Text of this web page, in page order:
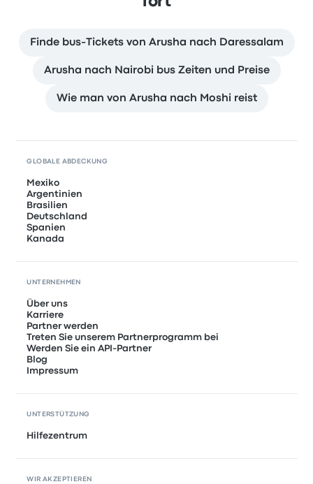
Finde bus-Tickets von Arusha nach Daressalam
Arusha nach Nairobi bus Zeiten und Preise
Wie man von Arusha nach Moshi reist
GLOBALE ABDECKUNG
Mexiko
Argentinien
Brasilien
Deutschland
Spanien
Kanada
UNTERNEHMEN
Über uns
Karriere
Partner werden
Treten Sie unserem Partnerprogramm bei
Werden Sie ein API-Partner
Blog
Impressum
UNTERSTÜTZUNG
Hilfezentrum
WIR AKZEPTIEREN